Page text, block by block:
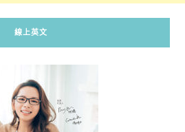
線上英文